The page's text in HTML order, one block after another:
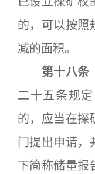
的，可以按照
减的面积。
第十八条
二十五条规
的，应当在探
门提出申请，
下简称储量报